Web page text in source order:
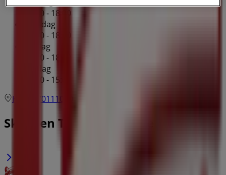
09:30 - 18:00
Torsdag
09:30 - 18:00
Fredag
09:30 - 18:00
Lørdag
09:30 - 15:00
Kort
70111000
Skousen Tilbud i Værløse